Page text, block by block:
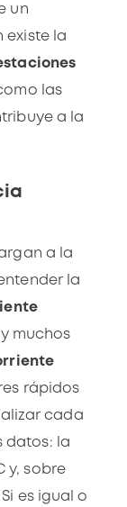
un
existe la
las
a la
a la
la
muchos
rápidos
cada
datos: la
y, sobre
es igual o